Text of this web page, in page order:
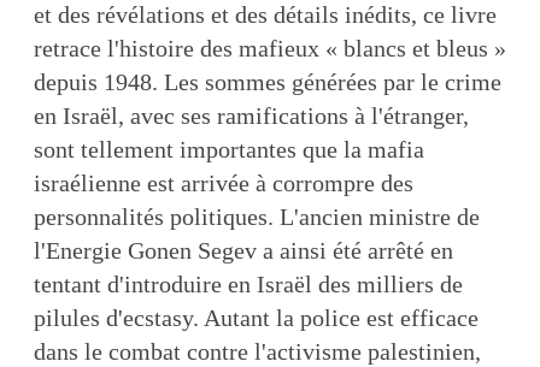
et des révélations et des détails inédits, ce livre
retrace l'histoire des mafieux « blancs et bleus »
depuis 1948. Les sommes générées par le crime
en Israël, avec ses ramifications à l'étranger,
sont tellement importantes que la mafia
israélienne est arrivée à corrompre des
personnalités politiques. L'ancien ministre de
l'Energie Gonen Segev a ainsi été arrêté en
tentant d'introduire en Israël des milliers de
pilules d'ecstasy. Autant la police est efficace
dans le combat contre l'activisme palestinien,